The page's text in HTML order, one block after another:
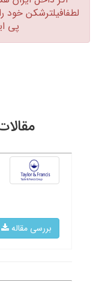
لطفافیلترشکن خود را
پی
بررسی مقاله